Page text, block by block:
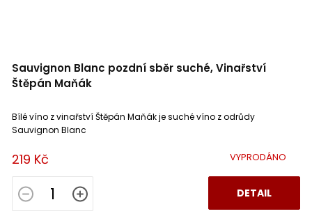
Sauvignon Blanc pozdní sběr suché, Vinařství
Štěpán Maňák
VYPRODÁNO
219 Kč
DETAIL
Bílé víno z vinařství Štěpán Maňák je suché víno z odrůdy
Sauvignon Blanc